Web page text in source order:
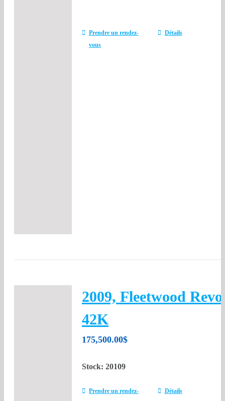
Prendre un rendez-
vous
Détails
2009, Fleetwood
42K
175,500.00$
Stock: 20109
Prendre un rendez-
Détails